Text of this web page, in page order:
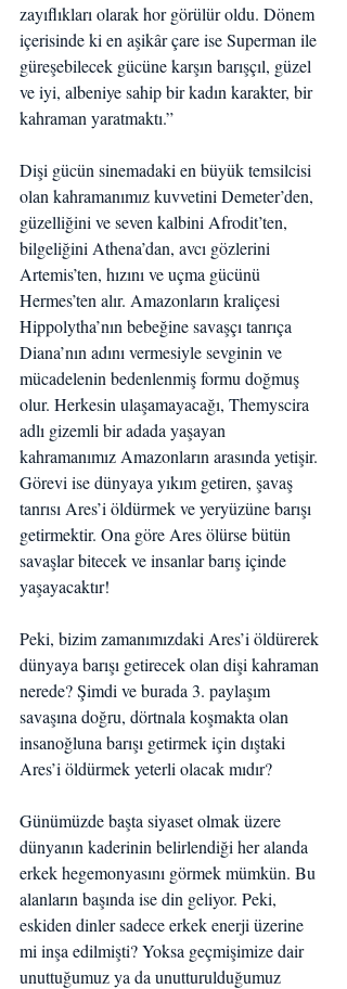
zayıflıkları olarak hor görülür oldu. Dönem
içerisinde ki en aşikâr çare ise Superman ile
güreşebilecek gücüne karşın barışçıl, güzel
ve iyi, albeniye sahip bir kadın karakter, bir
kahraman yaratmaktı.”
Dişi gücün sinemadaki en büyük temsilcisi
olan kahramanımız kuvvetini Demeter’den,
güzelliğini ve seven kalbini Afrodit’ten,
bilgeliğini Athena’dan, avcı gözlerini
Artemis’ten, hızını ve uçma gücünü
Hermes’ten alır. Amazonların kraliçesi
Hippolytha’nın bebeğine savaşçı tanrıça
Diana’nın adını vermesiyle sevginin ve
mücadelenin bedenlenmiş formu doğmuş
olur. Herkesin ulaşamayacağı, Themyscira
adlı gizemli bir adada yaşayan
kahramanımız Amazonların arasında yetişir.
Görevi ise dünyaya yıkım getiren, şavaş
tanrısı Ares’i öldürmek ve yeryüzüne barışı
getirmektir. Ona göre Ares ölürse bütün
savaşlar bitecek ve insanlar barış içinde
yaşayacaktır!
Peki, bizim zamanımızdaki Ares’i öldürerek
dünyaya barışı getirecek olan dişi kahraman
nerede? Şimdi ve burada 3. paylaşım
savaşına doğru, dörtnala koşmakta olan
insanoğluna barışı getirmek için dıştaki
Ares’i öldürmek yeterli olacak mıdır?
Günümüzde başta siyaset olmak üzere
dünyanın kaderinin belirlendiği her alanda
erkek hegemonyasını görmek mümkün. Bu
alanların başında ise din geliyor. Peki,
eskiden dinler sadece erkek enerji üzerine
mi inşa edilmişti? Yoksa geçmişimize dair
unuttuğumuz ya da unutturulduğumuz